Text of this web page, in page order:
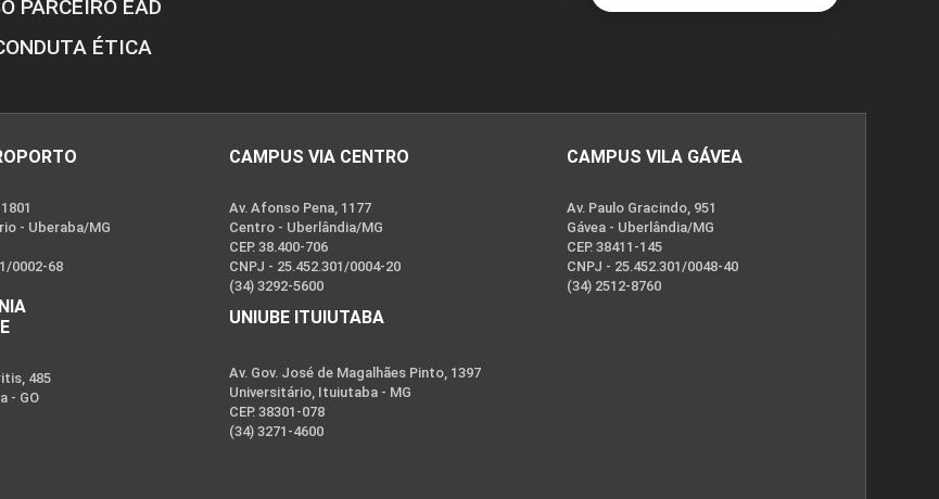
PARCEIRO EAD
ÉTICA
- Uberaba/MG
0002-68
485
- GO
CAMPUS VIA CENTRO
Av. Afonso Pena, 1177
Centro - Uberlândia/MG
CEP. 38.400-706
CNPJ - 25.452.301/0004-20
(34) 3292-5600
UNIUBE ITUIUTABA
Av. Gov. José de Magalhães Pinto, 1397
Universitário, Ituiutaba - MG
CEP. 38301-078
(34) 3271-4600
CAMPUS VILA GÁVEA
Av. Paulo Gracindo, 951
Gávea - Uberlândia/MG
CEP. 38411-145
CNPJ - 25.452.301/0048-40
(34) 2512-8760